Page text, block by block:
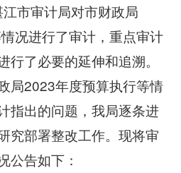
市审计局对市财政局
况进行了审计，重点审计
行了必要的延伸和追溯。
局2023年度预算执行等情
指出的问题，我局逐条进
究部署整改工作。现将审
公告如下：